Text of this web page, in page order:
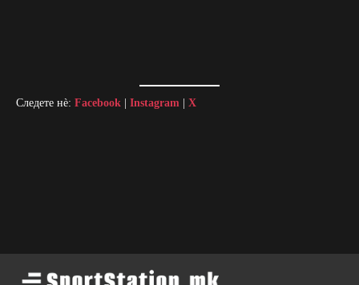
Следете нè: Facebook | Instagram | X